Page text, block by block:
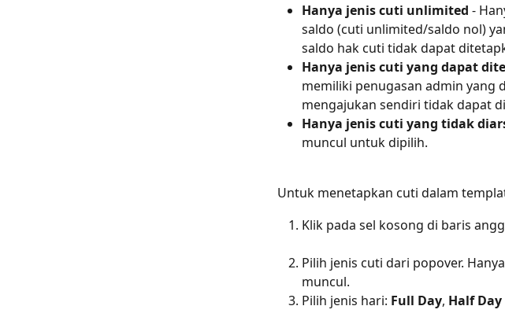
Hanya jenis cuti unlimited -
saldo (cuti unlimited/saldo nol)
saldo hak cuti tidak dapat
Hanya jenis cuti yang dapat
memiliki penugasan admin yang
mengajukan sendiri tidak dapat
Hanya jenis cuti yang tidak
muncul untuk dipilih.
Untuk menetapkan cuti dalam
Klik pada sel kosong di baris
Pilih jenis cuti dari popover.
muncul.
Pilih jenis hari: Full Day, Half Day